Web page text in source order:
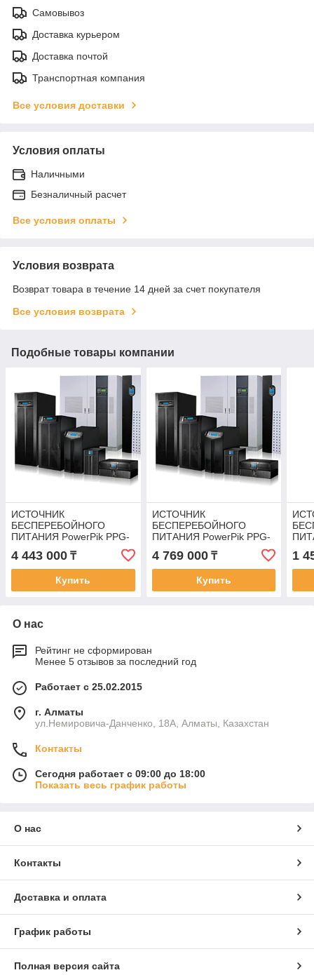
Самовывоз
Доставка курьером
Доставка почтой
Транспортная компания
Все условия доставки
Условия оплаты
Наличными
Безналичный расчет
Все условия оплаты
Условия возврата
Возврат товара в течение 14 дней за счет покупателя
Все условия возврата
Подобные товары компании
ИСТОЧНИК
БЕСПЕРЕБОЙНОГО
ПИТАНИЯ PowerPik PPG-
80кВА/64кВт (Двойное
преобразование (On-
Line), Напольный (Tower))
4 443 000 ₸
Купить
ИСТОЧНИК
БЕСПЕРЕБОЙНОГО
ПИТАНИЯ PowerPik PPG-
100кВА/80кВт (Двойное
преобразование (On-
Line), Напольный (Tower))
4 769 000₸
Купить
1
О нас
Рейтинг не сформирован
Менее 5 отзывов за последний год
Работает с 25.02.2015
г. Алматы
ул.Немировича-Данченко, 18А, Алматы, Казахстан
Контакты
Сегодня работает с 09:00 до 18:00
Показать весь график работы
О нас
Контакты
Доставка и оплата
График работы
Полная версия сайта